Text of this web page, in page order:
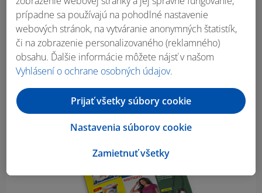
Obsah bočného panela
prípadne sa používajú na pohodlné nastavenie
webových stránok, na vytváranie anonymných štatistík,
či na zobrazenie personalizovaného (reklamného)
obsahu. Ďalšie informácie môžete nájsť v našom
Vyhlásení o ochrane osobných údajov.
Zamietnuť všetky
Nastavenia súborov cookie
Prijať všetky súbory cookie